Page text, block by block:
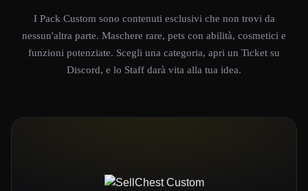
I Pack Custom sono contenuti esclusivi che non trovi da
nessun'altra parte. Maschere rare, pets con abilità, cosmetici e
funzioni potenziate. Scegli una categoria, apri un Ticket su
Discord, e lo Staff darà vita alla tua idea.